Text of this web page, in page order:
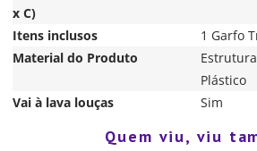
x C)
Itens inclusos
1 Garfo
Material do Produto
Plástico
Vai à lava louças
Sim
Quem viu, viu